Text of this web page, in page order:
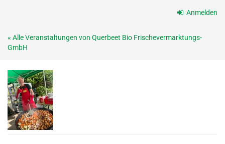
springen
Anmelden
« Alle Veranstaltungen von Querbeet Bio Frischevermarktungs-
GmbH